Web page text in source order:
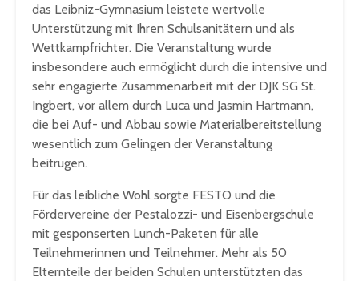
das Leibniz-Gymnasium leistete wertvolle
Unterstützung mit Ihren Schulsanitätern und als
Wettkampfrichter. Die Veranstaltung wurde
insbesondere auch ermöglicht durch die intensive und
sehr engagierte Zusammenarbeit mit der DJK SG St.
Ingbert, vor allem durch Luca und Jasmin Hartmann,
die bei Auf- und Abbau sowie Materialbereitstellung
wesentlich zum Gelingen der Veranstaltung
beitrugen.
Für das leibliche Wohl sorgte FESTO und die
Fördervereine der Pestalozzi- und Eisenbergschule
mit gesponserten Lunch-Paketen für alle
Teilnehmerinnen und Teilnehmer. Mehr als 50
Elternteile der beiden Schulen unterstützten das